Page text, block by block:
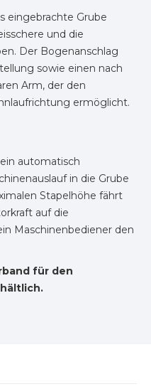
eingebrachte Grube
und die
Der Bogenanschlag
sowie einen nach
Arm, der den
ermöglicht.
automatisch
in die Grube
Stapelhöhe fährt
auf die
Maschinenbediener den
für den